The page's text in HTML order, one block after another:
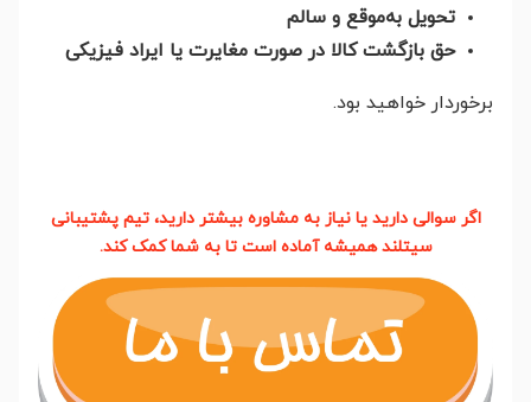
تحویل به‌موقع و سالم
حق بازگشت کالا در صورت مغایرت یا ایراد فیزیکی
برخوردار خواهید بود.
اگر سوالی دارید یا نیاز به مشاوره بیشتر دارید، تیم پشتیبانی
سیتلند همیشه آماده است تا به شما کمک کند.